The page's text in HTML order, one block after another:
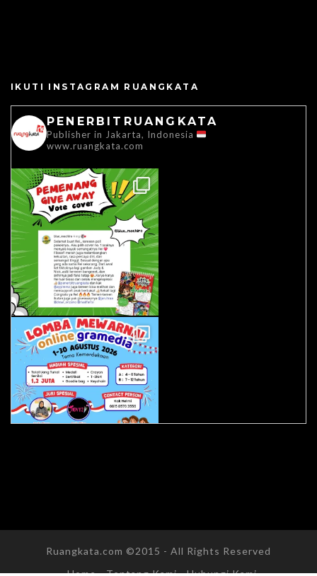
IKUTI INSTAGRAM RUANGKATA
PENERBITRUANGKATA
Publisher in Jakarta, Indonesia
www.ruangkata.com
Ruangkata.com ©2015 - All Rights Reserved
Home
Tentang Kami Hubungi Kami